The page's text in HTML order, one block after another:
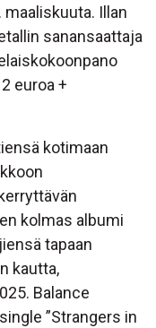
maaliskuuta. Illan
sanansaattaja
euroa +
kotimaan
kolmas albumi
tapaan
kautta,
Balance
”Strangers in